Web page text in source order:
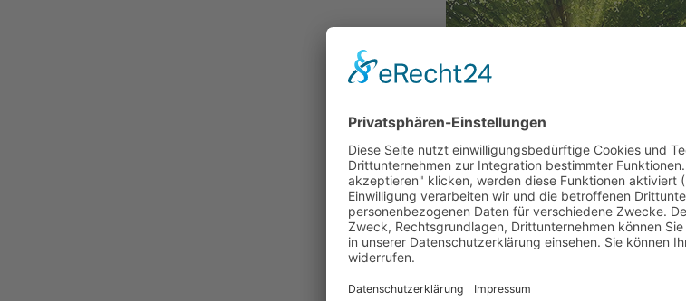
Allergie- und Schmerztherapie
Diese versucht das Immunsystem
im Körper zu lokalisieren und
Erfahren Sie mehr...